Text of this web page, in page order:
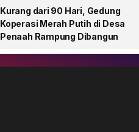
Kurang dari 90 Hari, Gedung
Koperasi Merah Putih di Desa
Penaah Rampung Dibangun